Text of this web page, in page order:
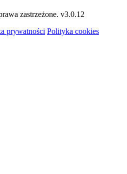
zastrzeżone. v3.0.12
prywatności Polityka cookies